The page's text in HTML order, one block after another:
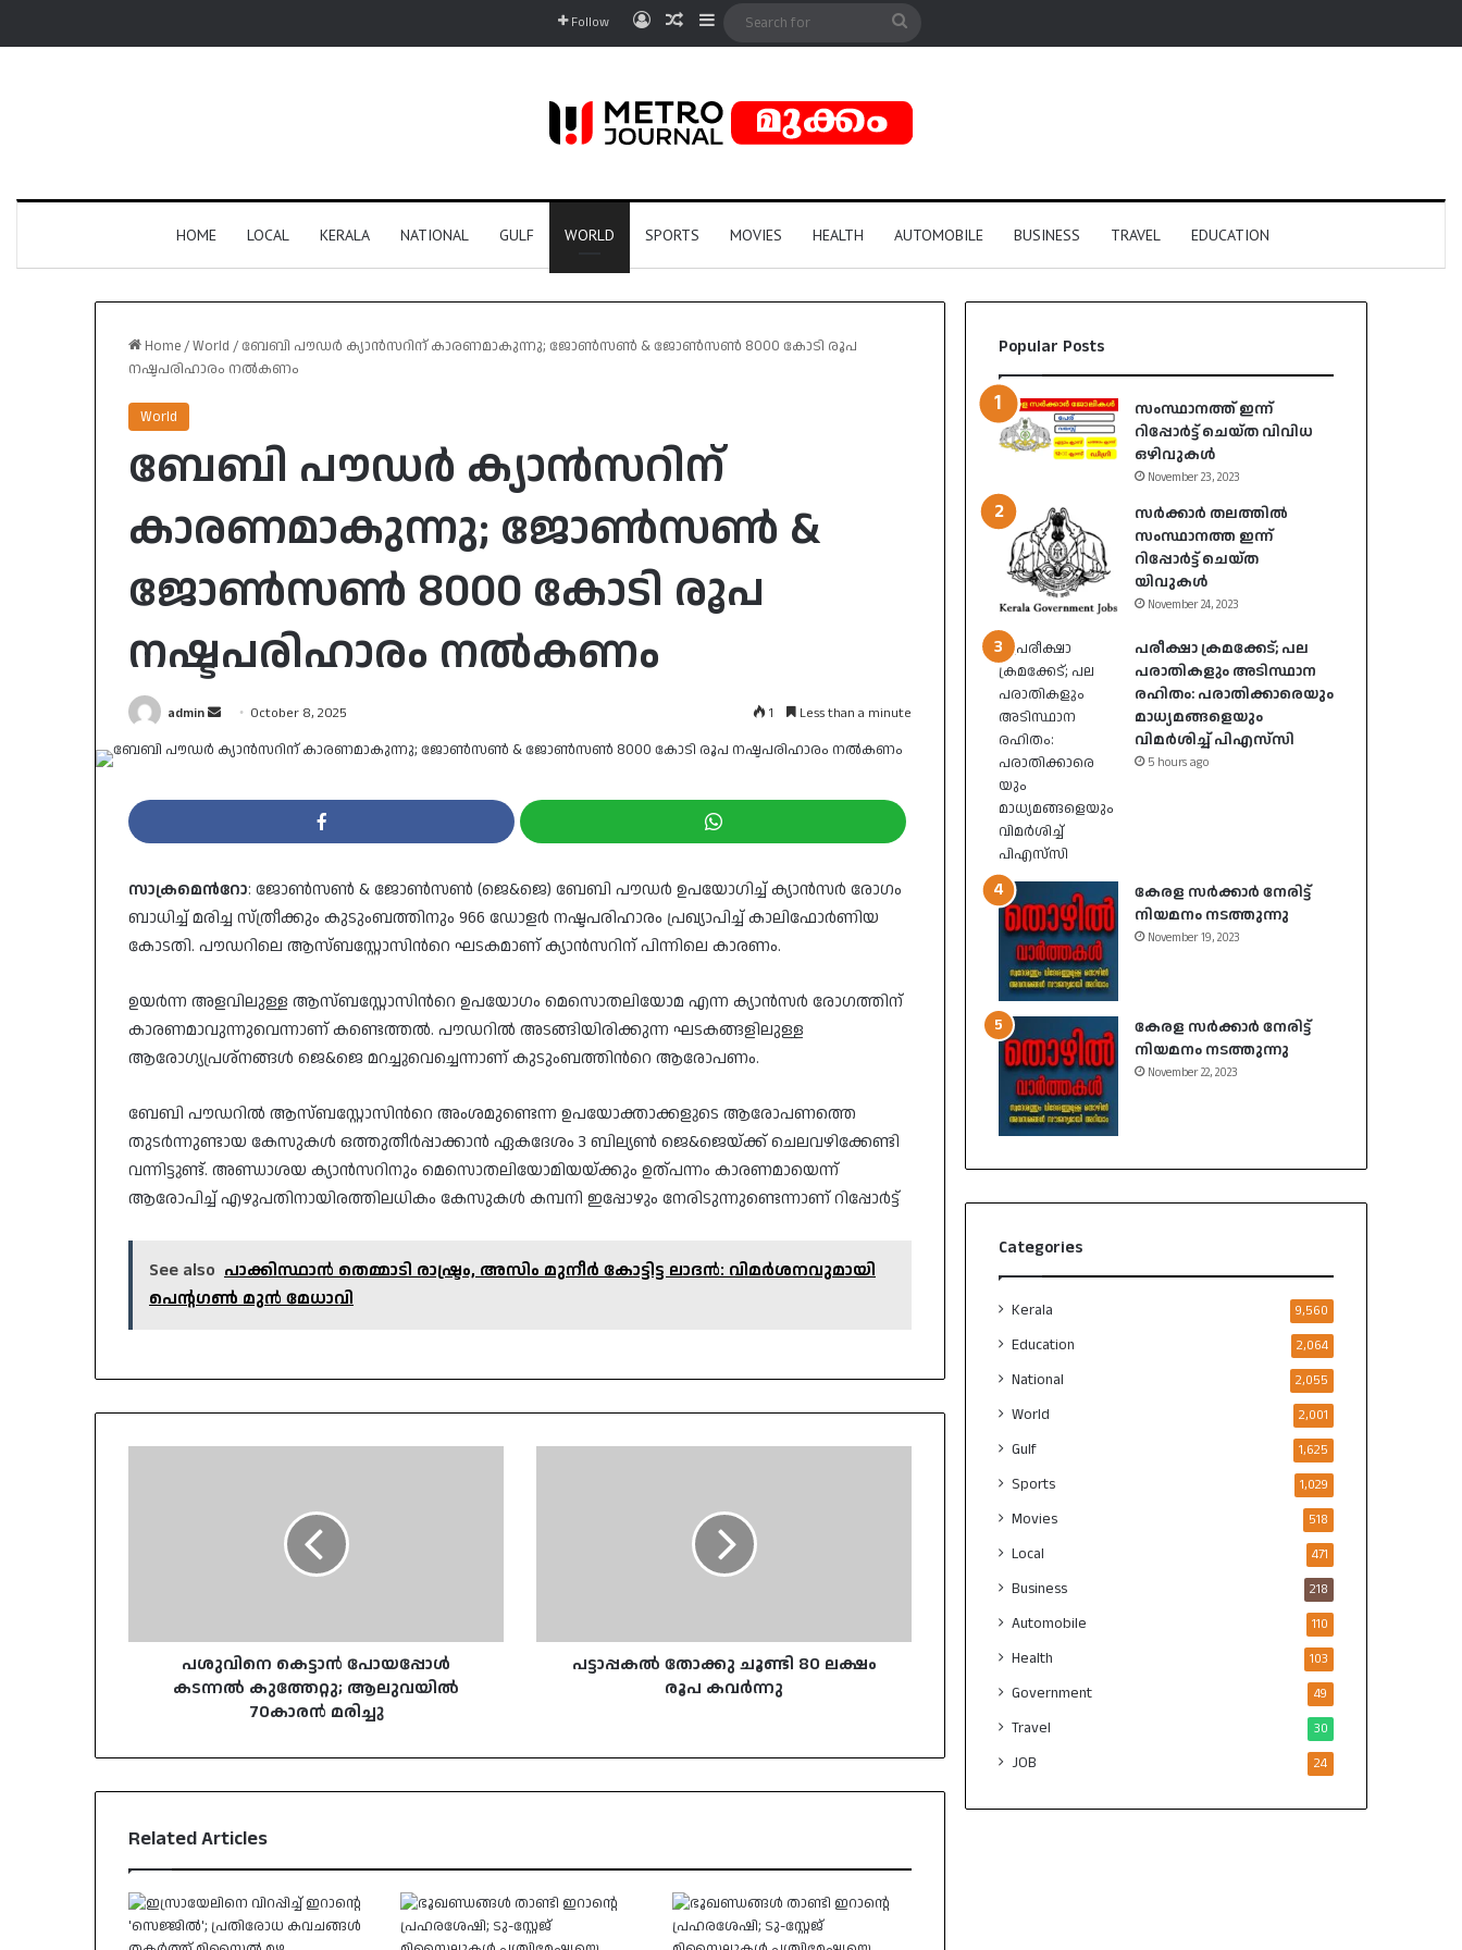
Follow Log InRandom Article
Sidebar
Search
HOME LOCAL KERALA NATIONAL GULF WORLD SPORTS MOVIES HEALTH AUTOMOBILE BUSINESS TRAVEL EDUCATION
Home/World /ബേബി പൗഡർ ക്യാൻസറിന് കാരണമാകുന്നു; ജോൺസൺ & ജോൺസൺ 8000 കോടി രൂപ
നഷ്ടപരിഹാരം നൽകണം
World
ബേബി പൗഡർ ക്യാൻസറിന്
കാരണമാകുന്നു; ജോൺസൺ &
ജോൺസൺ 8000 കോടി രൂപ
നഷ്ടപരിഹാരം നൽകണം
admin
Send October 8, 2025 1 Less than a minute
സാക്രമെന്‍റോ: ജോൺസൺ & ജോൺസൺ (ജെ&ജെ) ബേബി പൗഡർ ഉപയോഗിച്ച് ക്യാൻസർ രോഗം
ബാധിച്ച് മരിച്ച സ്ത്രീക്കും കുടുംബത്തിനും 966 ഡോളർ നഷ്ടപരിഹാരം പ്രഖ്യാപിച്ച് കാലിഫോർണിയ
കോടതി. പൗഡറിലെ ആസ്ബസ്റ്റോസിന്‍റെ ഘടകമാണ് ക്യാൻസറിന് പിന്നിലെ കാരണം.
ഉയർന്ന അളവിലുള്ള ആസ്ബസ്റ്റോസിന്‍റെ ഉപയോഗം മെസൊതലിയോമ എന്ന ക്യാൻസർ രോഗത്തിന്
കാരണമാവുന്നുവെന്നാണ് കണ്ടെത്തൽ. പൗഡറിൽ അടങ്ങിയിരിക്കുന്ന ഘടകങ്ങളിലുള്ള
ആരോഗ്യപ്രശ്നങ്ങൾ ജെ&ജെ മറച്ചുവെച്ചെന്നാണ് കുടുംബത്തിന്‍റെ ആരോപണം.
ബേബി പൗഡറിൽ ആസ്ബസ്റ്റോസിന്‍റെ അംശമുണ്ടെന്ന ഉപയോക്താക്കളുടെ ആരോപണത്തെ
തുടർന്നുണ്ടായ കേസുകൾ ഒത്തുതീർപ്പാക്കാൻ ഏകദേശം 3 ബില്യൺ ജെ&ജെയ്ക്ക് ചെലവഴിക്കേണ്ടി
വന്നിട്ടുണ്ട്. അണ്ഡാശയ ക്യാൻസറിനും മെസൊതലിയോമിയയ്ക്കും ഉത്പന്നം കാരണമായെന്ന്
ആരോപിച്ച് എഴുപതിനായിരത്തിലധികം കേസുകൾ കമ്പനി ഇപ്പോഴും നേരിടുന്നുണ്ടെന്നാണ് റിപ്പോർട്ട്
See also പാക്കിസ്ഥാൻ തെമ്മാടി രാഷ്ട്രം, അസിം മുനീർ കോട്ടിട്ട ലാദൻ: വിമർശനവുമായി
പെന്റഗൺ മുൻ മേധാവി
പശുവിനെ കെട്ടാൻ പോയപ്പോൾ
കടന്നൽ കുത്തേറ്റു; ആലുവയിൽ
70കാരൻ മരിച്ചു
പട്ടാപ്പകൽ തോക്കു ചൂണ്ടി 80 ലക്ഷം
രൂപ കവർന്നു
Related Articles
Popular Posts
സംസ്ഥാനത്ത് ഇന്ന്
റിപ്പോർട്ട് ചെയ്ത വിവിധ
ഒഴിവുകൾ
November 23, 2023
സർക്കാർ തലത്തിൽ
സംസ്ഥാനത്ത ഇന്ന്
റിപ്പോർട്ട് ചെയ്ത
യിവുകൾ
November 24, 2023
പരീക്ഷാ ക്രമക്കേട്; പല
പരാതികളും അടിസ്ഥാന
രഹിതം: പരാതിക്കാരെയും
മാധ്യമങ്ങളെയും
വിമര്‍ശിച്ച് പിഎസ്‌സി
5 hours ago
കേരള സർക്കാർ നേരിട്ട്
നിയമനം നടത്തുന്നു
November 19, 2023
കേരള സർക്കാർ നേരിട്ട്
നിയമനം നടത്തുന്നു
November 22, 2023
Categories
Kerala 9,560
Education 2,064
National 2,055
World 2,001
Gulf 1,625
Sports 1,029
Movies 518
Local 471
Business 218
Automobile 110
Health 103
Government 49
Travel 30
JOB 24